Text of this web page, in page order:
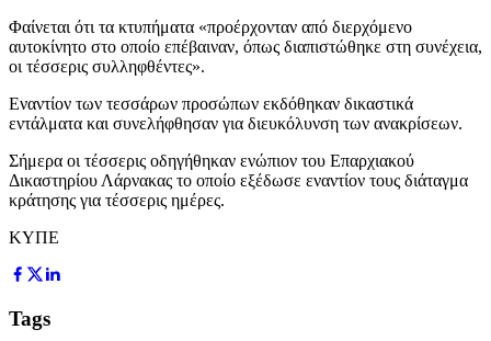
Φαίνεται ότι τα κτυπήματα «προέρχονταν από διερχόμενο
αυτοκίνητο στο οποίο επέβαιναν, όπως διαπιστώθηκε στη συνέχεια,
οι τέσσερις συλληφθέντες».
Εναντίον των τεσσάρων προσώπων εκδόθηκαν δικαστικά
εντάλματα και συνελήφθησαν για διευκόλυνση των ανακρίσεων.
Σήμερα οι τέσσερις οδηγήθηκαν ενώπιον του Επαρχιακού
Δικαστηρίου Λάρνακας το οποίο εξέδωσε εναντίον τους διάταγμα
κράτησης για τέσσερις ημέρες.
ΚΥΠΕ
Tags